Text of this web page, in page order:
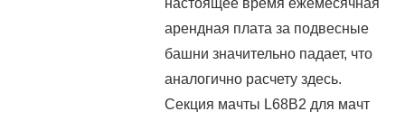
настоящее время ежемесячная
арендная плата за подвесные
башни значительно падает, что
аналогично расчету здесь.
Секция мачты L68B2 для мачт